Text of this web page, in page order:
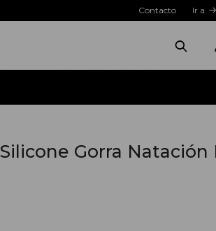
Contacto Ir a
Gorra Natación